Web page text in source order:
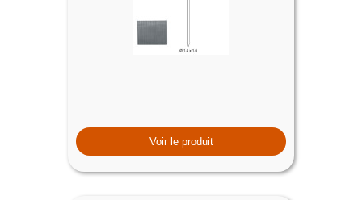
Voir le produit